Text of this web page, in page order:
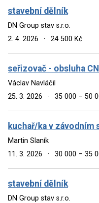
stavební dělník
DN Group stav s.r.o.
2. 4. 2026
· 24 500 Kč
seřizovač - obsluha
Václav Navláčil
25. 3. 2026
· 35 000 – 50
kuchař/ka v závodním
Martin Slaník
11. 3. 2026
· 30 000 – 35
stavební dělník
DN Group stav s.r.o.